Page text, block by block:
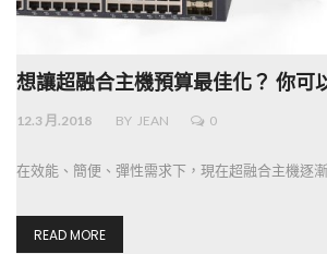
想讓超融合主機預算最佳化？ 你可
12.3 月.2018 BY JEAN 0
在效能、簡便、彈性需求下，現在超融合主機逐
READ MORE